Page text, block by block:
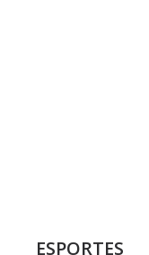
ESPORTES